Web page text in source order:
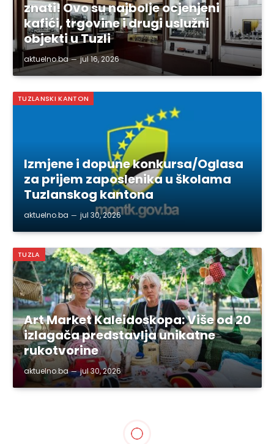
znati! Ovo su najbolje ocjenjeni
kafići, trgovine i drugi uslužni
objekti u Tuzli
aktuelno.ba jul 16, 2026
TUZLANSKI KANTON
Izmjene i dopune konkursa/Oglasa
za prijem zaposlenika u školama
Tuzlanskog kantona
aktuelno.ba jul 30, 2026
TUZLA
Art Market Kaleidoskopa: Više od 20
izlagača predstavlja unikatne
rukotvorine
aktuelno.ba jul 30, 2026